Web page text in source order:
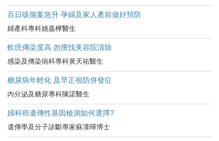
百日咳個案急升 孕婦及家人產前做好預防
婦產科專科姚嘉樺醫生
軟疣傳染度高 勿擅找美容院清除
感染及傳染病科專科黃天祐醫生
糖尿病年輕化 及早正視防併發症
內分泌及糖尿專科陳諾醫生
婦科癌遺傳性基因檢測如何選擇?
遺傳學及分子診斷專家蘇漢暉博士